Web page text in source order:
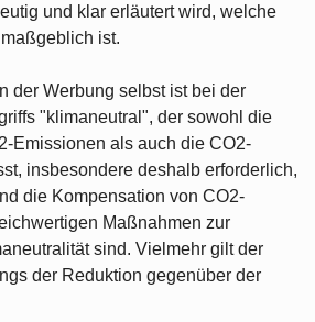
und klar erläutert wird, welche
ist.
der Werbung selbst ist bei der
"klimaneutral", der sowohl die
Emissionen als auch die CO2-
insbesondere deshalb erforderlich,
die Kompensation von CO2-
Maßnahmen zur
sind. Vielmehr gilt der
der Reduktion gegenüber der